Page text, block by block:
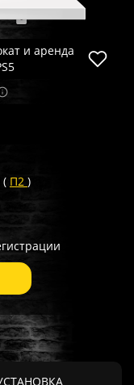
и аренда
( П2 )